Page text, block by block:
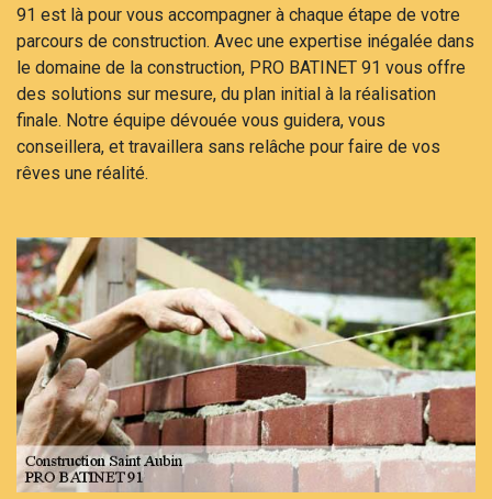
91 est là pour vous accompagner à chaque étape de votre
parcours de construction. Avec une expertise inégalée dans
le domaine de la construction, PRO BATINET 91 vous offre
des solutions sur mesure, du plan initial à la réalisation
finale. Notre équipe dévouée vous guidera, vous
conseillera, et travaillera sans relâche pour faire de vos
rêves une réalité.